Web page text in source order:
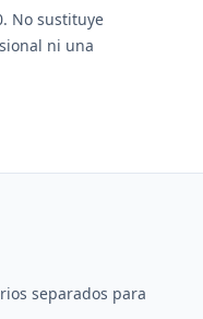
No sustituye
ni una
separados para